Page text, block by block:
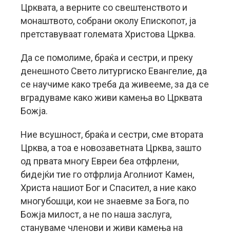
Црквата, а верните со свештенството и
монаштвото, собрани околу Епископот, ја
претставуваат големата Христова Црква.
Да се помолиме, браќа и сестри, и преку
денешното Свето литургиско Евангелие, да
се научиме како треба да живееме, за да се
вградуваме како живи камења во Црквата
Божја.
Ние всушност, браќа и сестри, сме втората
Црква, а тоа е новозаветната Црква, зашто
од првата многу Евреи беа отфрлени,
бидејќи тие го отфрлија Аголниот Камен,
Христа нашиот Бог и Спасител, а ние како
многубошци, кои не знаевме за Бога, по
Божја милост, а не по наша заслуга,
стануваме членови и живи камења на